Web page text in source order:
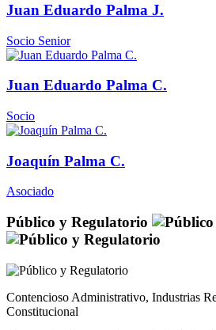
Juan Eduardo Palma J.
Socio Senior
Juan Eduardo Palma C.
Socio
Joaquín Palma C.
Asociado
Público y Regulatorio
Contencioso Administrativo, Industrias
Constitucional